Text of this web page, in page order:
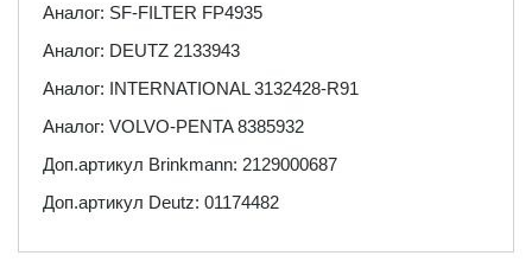
Аналог: SF-FILTER FP4935
Аналог: DEUTZ 2133943
Аналог: INTERNATIONAL 3132428-R91
Аналог: VOLVO-PENTA 8385932
Доп.артикул Brinkmann: 2129000687
Доп.артикул Deutz: 01174482